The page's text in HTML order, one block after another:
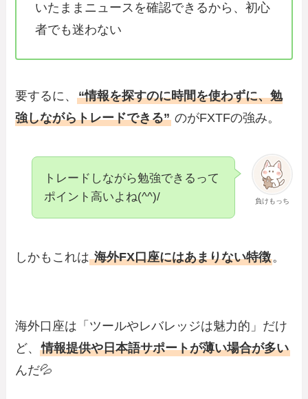
いたままニュースを確認できるから、初心
者でも迷わない
要するに、“情報を探すのに時間を使わずに、勉
強しながらトレードできる” のがFXTFの強み。
負けもっち
トレードしながら勉強できるって
ポイント高いよね(^^)/
しかもこれは海外FX口座にはあまりない特徴。
海外口座は「ツールやレバレッジは魅力的」だけ
ど、情報提供や日本語サポートが薄い場合が多い
んだ💦